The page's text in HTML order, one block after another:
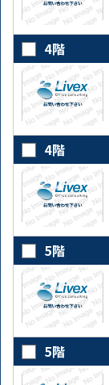
4階
4階
5階
5階